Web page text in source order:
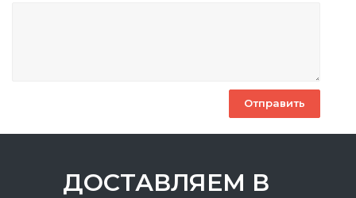
ДОСТАВЛЯЕМ В